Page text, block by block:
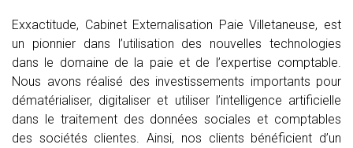
Exxactitude, Cabinet Externalisation Paie Villetaneuse, est
un pionnier dans l’utilisation des nouvelles technologies
dans le domaine de la paie et de l’expertise comptable.
Nous avons réalisé des investissements importants pour
dématérialiser, digitaliser et utiliser l’intelligence artificielle
dans le traitement des données sociales et comptables
des sociétés clientes. Ainsi, nos clients bénéficient d’un